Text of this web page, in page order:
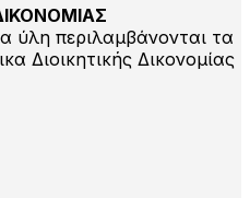
ύλη περιλαμβάνονται τα
Διοικητικής Δικονομίας